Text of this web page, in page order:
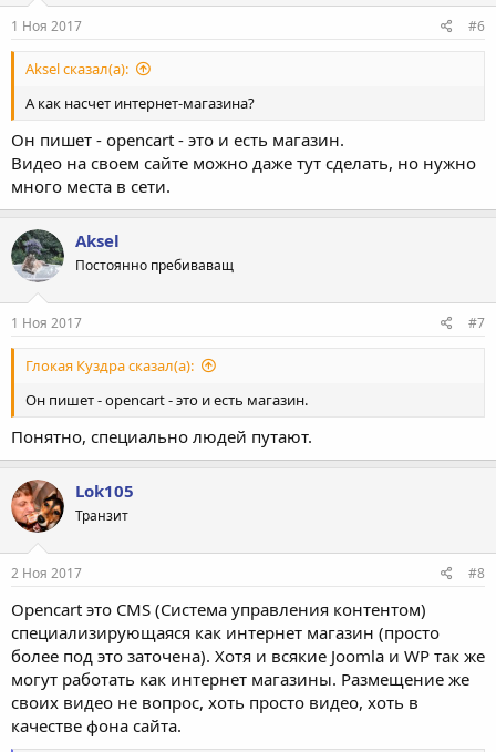
1 Ноя 2017 #6
Aksel сказал(а):
А как насчет интернет-магазина?
Он пишет - opencart - это и есть магазин.
Видео на своем сайте можно даже тут сделать, но нужно
много места в сети.
Aksel
Постоянно пребиваващ
1 Ноя 2017 #7
Глокая Куздра сказал(а):
Он пишет - opencart - это и есть магазин.
Понятно, специально людей путают.
Lok105
Транзит
2 Ноя 2017 #8
Opencart это CMS (Система управления контентом)
специализирующаяся как интернет магазин (просто
более под это заточена). Хотя и всякие Joomla и WP так же
могут работать как интернет магазины. Размещение же
своих видео не вопрос, хоть просто видео, хоть в
качестве фона сайта.